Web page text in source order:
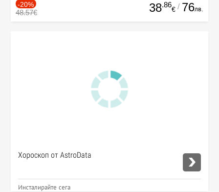
-20%
48.57€ 38.86
€ / 76лв.
Хороскоп от AstroData
Инсталирайте сега